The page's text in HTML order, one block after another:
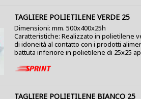
TAGLIERE POLIETILENE VERDE 25
Dimensioni: mm. 500x400x25h
Caratteristiche: Realizzato in polietilene
di idoneità al contatto con i prodotti
battuta inferiore in polietilene di 25x25
TAGLIERE POLIETILENE BIANCO 25